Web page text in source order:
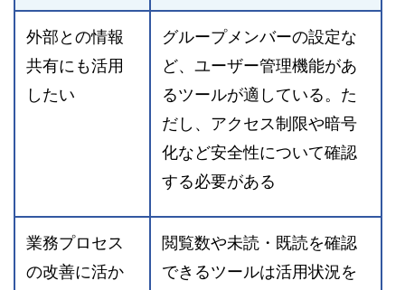
外部との情報
共有にも活用
したい
グループメンバーの設定な
ど、ユーザー管理機能があ
るツールが適している。た
だし、アクセス制限や暗号
化など安全性について確認
する必要がある
業務プロセス
の改善に活か
閲覧数や未読・既読を確認
できるツールは活用状況を